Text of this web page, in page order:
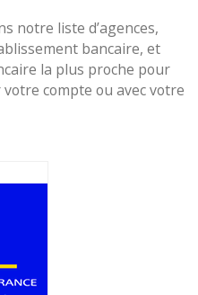
notre liste d’agences,
bancaire, et
la plus proche pour
compte ou avec votre